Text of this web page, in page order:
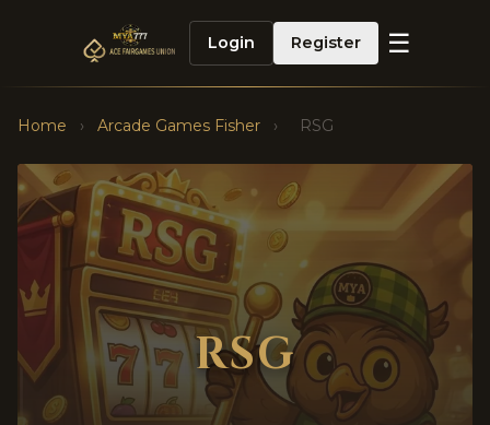
Login Register ☰
Home › Arcade Games Fisher › RSG
RSG